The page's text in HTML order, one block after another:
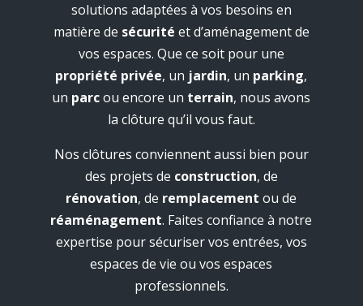
solutions adaptées à vos besoins en
matière de sécurité et d’aménagement de
vos espaces. Que ce soit pour une
propriété privée, un jardin, un parking,
un parcou encore un terrain, nous avons
la clôture qu’il vous faut.
Nos clôtures conviennent aussi bien pour
des projets de construction, de
rénovation, de remplacement ou de
réaménagement. Faites confiance à notre
expertise pour sécuriser vos entrées, vos
espaces de vie ou vos espaces
professionnels.